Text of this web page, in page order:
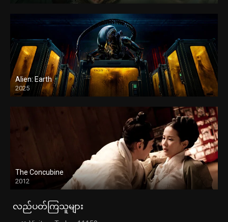
Alien: Earth
2025
The Concubine
2012
လည်ပတ်ကြသူများ